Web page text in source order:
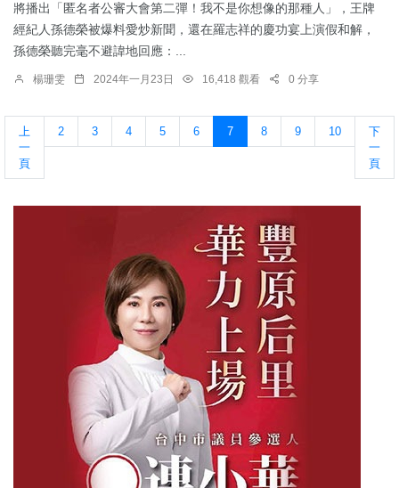
將播出「匿名者公審大會第二彈！我不是你想像的那種人」，王牌
經紀人孫德榮被爆料愛炒新聞，還在羅志祥的慶功宴上演假和解，
孫德榮聽完毫不避諱地回應：...
楊珊雯 2024年一月23日 16,418 觀看 0 分享
上
一
頁
2 3 4 5 6 7 8 9 10
下
一
頁